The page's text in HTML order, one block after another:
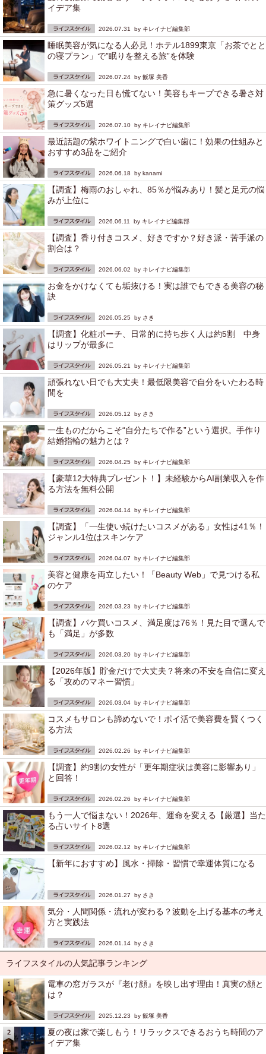
イデア集
2026.07.31 by キレイナビ編集部
睡眠美容が気になる人必見！ホテル1899東京「お茶でとと
の寝プラン」で”眠りを整える旅”を体験
2026.07.24 by 飯塚 美香
急に暑くなった日も慌てない！美容もキープできる暑さ対
策グッズ5選
2026.07.10 by キレイナビ編集部
最近話題の紫ホワイトニングで白い歯に！効果の仕組みと
おすすめ3品をご紹介
2026.06.18 by kanami
【調査】梅雨のおしゃれ、85％が悩みあり！髪と足元の悩
みが上位に
2026.06.11 by キレイナビ編集部
【調査】香り付きコスメ、好きですか？好き派・苦手派の
割合は？
2026.06.02 by キレイナビ編集部
お金をかけなくても垢抜ける！実は誰でもできる美容の秘
訣
2026.05.25 by さき
【調査】化粧ポーチ、日常的に持ち歩く人は約5割 中身
はリップが最多に
2026.05.21 by キレイナビ編集部
頑張れない日でも大丈夫！最低限美容で自分をいたわる時
間を
2026.05.12 by さき
一生ものだからこそ“自分たちで作る”という選択。手作り
結婚指輪の魅力とは？
2026.04.25 by キレイナビ編集部
【豪華12大特典プレゼント！】未経験からAI副業収入を作
る方法を無料公開
2026.04.14 by キレイナビ編集部
【調査】「一生使い続けたいコスメがある」女性は41％！
ジャンル1位はスキンケア
2026.04.07 by キレイナビ編集部
美容と健康を両立したい！「Beauty Web」で見つける私
のケア
2026.03.23 by キレイナビ編集部
【調査】パケ買いコスメ、満足度は76％！見た目で選んで
も「満足」が多数
2026.03.20 by キレイナビ編集部
【2026年版】貯金だけで大丈夫？将来の不安を自信に変え
る「攻めのマネー習慣」
2026.03.04 by キレイナビ編集部
コスメもサロンも諦めないで！ポイ活で美容費を賢くつく
る方法
2026.02.26 by キレイナビ編集部
【調査】約9割の女性が「更年期症状は美容に影響あり」
と回答！
2026.02.26 by キレイナビ編集部
もう一人で悩まない！2026年、運命を変える【厳選】当た
る占いサイト8選
2026.02.12 by キレイナビ編集部
【新年におすすめ】風水・掃除・習慣で幸運体質になる
2026.01.27 by さき
気分・人間関係・流れが変わる？波動を上げる基本の考え
方と実践法
2026.01.14 by さき
ライフスタイルの人気記事ランキング
電車の窓ガラスが『老け顔』を映し出す理由！真実の顔と
は？
2025.12.23 by 飯塚 美香
夏の夜は家で楽しもう！リラックスできるおうち時間のア
イデア集